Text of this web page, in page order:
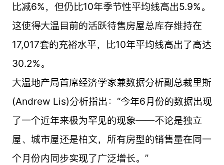
比减6%，但仍比10年季节性平均线高出5.9%。
这使得大温目前的活跃待售房屋总库存维持在
17,017套的充裕水平，比10年平均线高出了高达
30.2%。
大温地产局首席经济学家兼数据分析副总裁里斯
(Andrew Lis)分析指出：“今年6月份的数据出现
了一个近年来极为罕见的现象——不论是独立
屋、城市屋还是柏文，所有房型的销售量在同一
个月份内同步实现了广泛增长。”